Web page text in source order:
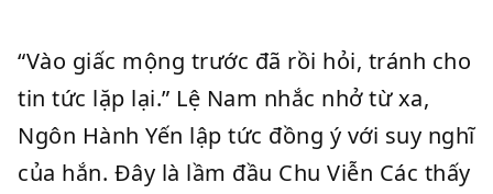
“Vào giấc mộng trước đã rồi hỏi, tránh cho
tin tức lặp lại.” Lệ Nam nhắc nhở từ xa,
Ngôn Hành Yến lập tức đồng ý với suy nghĩ
của hắn. Đây là lầm đầu Chu Viễn Các thấy